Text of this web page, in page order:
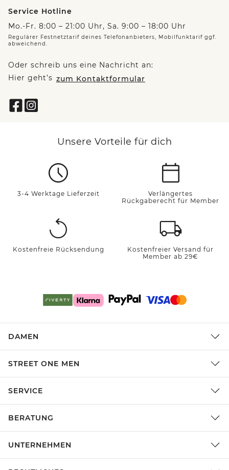
Service Hotline
Mo.-Fr. 8:00 – 21:00 Uhr, Sa. 9:00 – 18:00 Uhr
Regulärer Festnetztarif deines Telefonanbieters, Mobilfunktarif ggf.
abweichend.
Oder schreib uns eine Nachricht an:
Hier geht’s zum Kontaktformular
Unsere Vorteile für dich
3-4 Werktage Lieferzeit
Verlängertes
Rückgaberecht für Member
Kostenfreie Rücksendung
Kostenfreier Versand für
Member ab 29€
DAMEN
STREET ONE MEN
SERVICE
BERATUNG
UNTERNEHMEN